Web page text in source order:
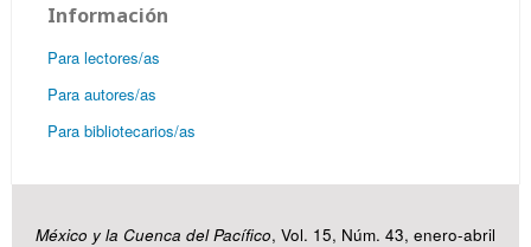
Información
Para lectores/as
Para autores/as
Para bibliotecarios/as
México y la Cuenca del Pacífico, Vol. 15, Núm. 43, enero-abril